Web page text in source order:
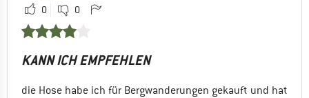
0 0
KANN ICH EMPFEHLEN
die Hose habe ich für Bergwanderungen gekauft und hat